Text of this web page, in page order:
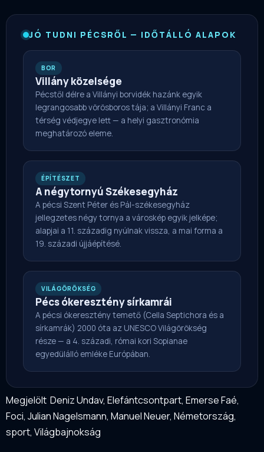
JÓ TUDNI PÉCSRŐL — IDŐTÁLLÓ ALAPOK
BOR
Villány közelsége
Pécstől délre a Villányi borvidék hazánk egyik
legrangosabb vörösboros tája; a Villányi Franc a
térség védjegye lett — a helyi gasztronómia
meghatározó eleme.
ÉPÍTÉSZET
A négytornyú Székesegyház
A pécsi Szent Péter és Pál-székesegyház
jellegzetes négy tornya a városkép egyik jelképe;
alapjai a 11. századig nyúlnak vissza, a mai forma a
19. századi újjáépítésé.
VILÁGÖRÖKSÉG
Pécs ókeresztény sírkamrái
A pécsi ókeresztény temető (Cella Septichora és a
sírkamrák) 2000 óta az UNESCO Világörökség
része — a 4. századi, római kori Sopianae
egyedülálló emléke Európában.
Megjelölt Deniz Undav,Elefántcsontpart,Emerse Faé,
Foci, Julian Nagelsmann, Manuel Neuer, Németország,
sport, Világbajnokság